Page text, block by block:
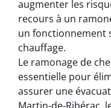
augmenter les
recours à un
un fonctionnement
chauffage.
Le ramonage de
essentielle pour
assurer une